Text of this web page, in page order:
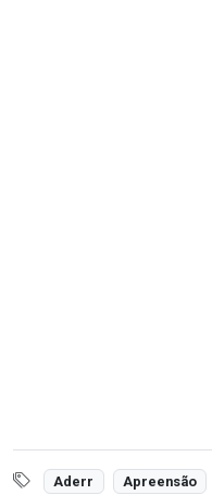
Aderr Apreensão